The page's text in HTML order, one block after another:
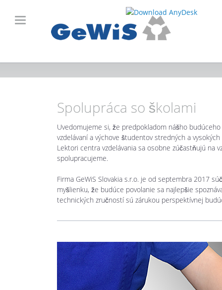
Spolupráca so školami
Uvedomujeme si, že predpokladom nášho
vzdelávaní a výchove študentov stredných a
Lektori centra vzdelávania sa osobne zúčastňujú na
spolupracujeme.
Firma GeWiS Slovakia s.r.o. je od septembra 2017
myšlienku, že budúce povolanie sa najlepšie
technických zručností sú zárukou perspektívnej